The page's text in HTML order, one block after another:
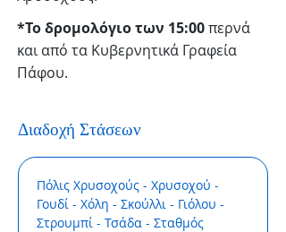
*Το δρομολόγιο των 15:00περνά
και από τα Κυβερνητικά Γραφεία
Πάφου.
Διαδοχή Στάσεων
Πόλις Χρυσοχούς - Χρυσοχού -
Γουδί - Χόλη - Σκούλλι - Γιόλου -
Στρουμπί - Τσάδα - Σταθμός